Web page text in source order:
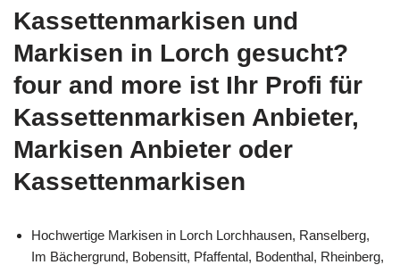
Kassettenmarkisen und
Markisen in Lorch gesucht?
four and more ist Ihr Profi für
Kassettenmarkisen Anbieter,
Markisen Anbieter oder
Kassettenmarkisen
Hochwertige Markisen in Lorch Lorchhausen, Ranselberg,
Im Bächergrund, Bobensitt, Pfaffental, Bodenthal, Rheinberg,